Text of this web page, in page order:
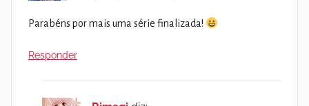
Parabéns por mais uma série finalizada!
Responder